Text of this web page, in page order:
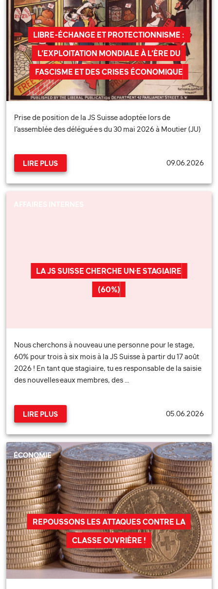
LIBRE-ÉCHANGE ET PROTECTIONNISME :
L’EXPLOITATION MONDIALE À L’ÈRE DU
FASCISME ET DES CRISES ÉCONOMIQUE
Prise de position de la JS Suisse adoptée lors de
l’assemblée des délégué·e·s du 30 mai 2026 à Moutier (JU)
LIRE PLUS 09.06.2026
LA JS SUISSE CHERCHE UN·E STAGIAIRE
(60%)
Nous cherchons à nouveau une personne pour le stage,
60% pour trois à six mois à la JS Suisse à partir du 17 août
2026 ! En tant que stagiaire, tu es responsable de la saisie
des nouvelles·eaux membres, des …
LIRE PLUS 05.06.2026
REPOUSSONS LES ATTAQUES CONTRE LA
CLASSE OUVRIÈRE !
ÉCONOMIE